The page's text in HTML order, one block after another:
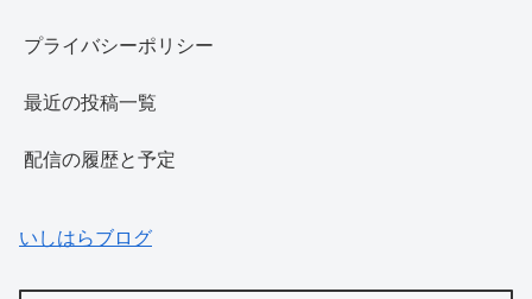
プライバシーポリシー
最近の投稿一覧
配信の履歴と予定
いしはらブログ